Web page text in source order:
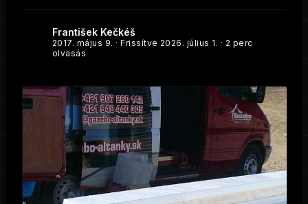
František Kečkéš
2017. május 9. · Frissítve 2026. július 1. · 2 perc
olvasás